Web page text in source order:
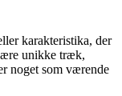
karakteristika, der
unikke træk,
noget som værende